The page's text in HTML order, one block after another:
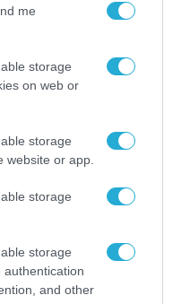
me
storage
on web or
storage
website or app.
storage
storage
authentication
and other
του OPEN